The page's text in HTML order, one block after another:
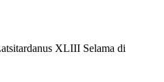
XLIII Selama di